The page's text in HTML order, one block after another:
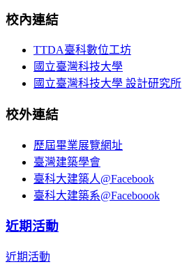
校內連結
TTDA臺科數位工坊
國立臺灣科技大學
國立臺灣科技大學 設計研究所
校外連結
歷屆畢業展覽網址
臺灣建築學會
臺科大建築人@Facebook
臺科大建築系@Faceboook
近期活動
近期活動